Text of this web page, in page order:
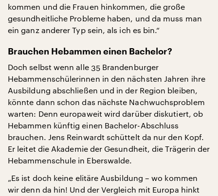
kommen und die Frauen hinkommen, die große
gesundheitliche Probleme haben, und da muss man
ein ganz anderer Typ sein, als ich es bin.“
Brauchen Hebammen einen Bachelor?
Doch selbst wenn alle 35 Brandenburger
Hebammenschülerinnen in den nächsten Jahren ihre
Ausbildung abschließen und in der Region bleiben,
könnte dann schon das nächste Nachwuchsproblem
warten: Denn europaweit wird darüber diskutiert, ob
Hebammen künftig einen Bachelor-Abschluss
brauchen. Jens Reinwardt schüttelt da nur den Kopf.
Er leitet die Akademie der Gesundheit, die Trägerin der
Hebammenschule in Eberswalde.
„Es ist doch keine elitäre Ausbildung – wo kommen
wir denn da hin! Und der Vergleich mit Europa hinkt